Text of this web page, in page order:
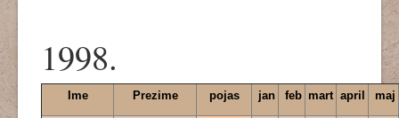
Yudanshe
Video
1998.
Ime Prezime pojas jan feb mart april maj